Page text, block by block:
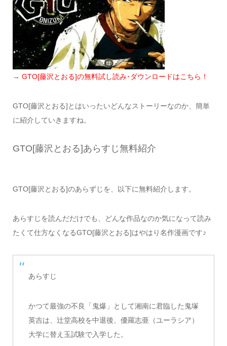
→ GTO[藤沢とおる]の無料試し読み･ダウンロードはこちら！
GTO[藤沢とおる]とはいったいどんなストーリーなのか、簡単
に紹介していきますね。
GTO[藤沢とおる]あらすじ無料紹介
GTO[藤沢とおる]のあらずじを、以下に無料紹介します。
あらすじを読んだだけでも、どんな作品なのか気になって読み
たくて仕方なくなるGTO[藤沢とおる]はやはり名作漫画です♪
あらすじ
かつて最強の不良「鬼爆」として湘南に君臨した鬼塚
英吉は、辻堂高校を中退後、優羅志亜（ユーラシア）
大学に替え玉試験で入学した。